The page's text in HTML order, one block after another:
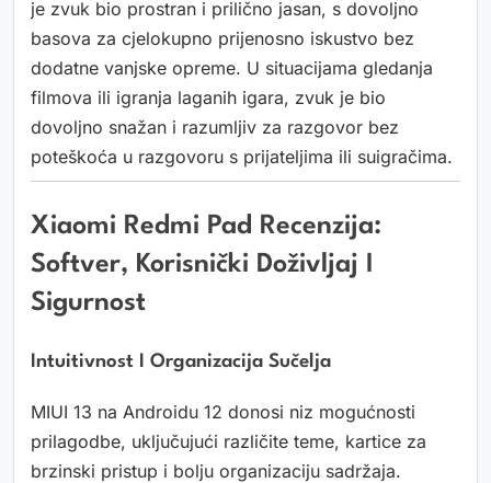
je zvuk bio prostran i prilično jasan, s dovoljno
basova za cjelokupno prijenosno iskustvo bez
dodatne vanjske opreme. U situacijama gledanja
filmova ili igranja laganih igara, zvuk je bio
dovoljno snažan i razumljiv za razgovor bez
poteškoća u razgovoru s prijateljima ili suigračima.
Xiaomi Redmi Pad Recenzija:
Softver, Korisnički Doživljaj I
Sigurnost
Intuitivnost I Organizacija Sučelja
MIUI 13 na Androidu 12 donosi niz mogućnosti
prilagodbe, uključujući različite teme, kartice za
brzinski pristup i bolju organizaciju sadržaja.